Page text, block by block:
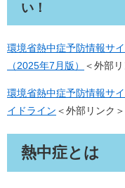
い！
環境省熱中症予防情報サ
（2025年7月版）
＜外部
環境省熱中症予防情報サ
イドライン ＜外部リンク＞
熱中症とは